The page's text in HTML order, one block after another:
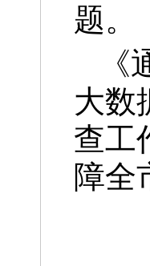
题。
大数
查工
障全